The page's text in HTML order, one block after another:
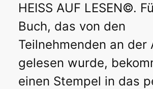
HEISS AUF LESEN©.
Buch, das von den
Teilnehmenden an der
gelesen wurde,
einen Stempel in das